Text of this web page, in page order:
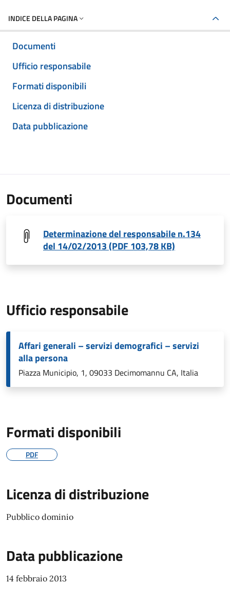
INDICE DELLA PAGINA
Documenti
Ufficio responsabile
Formati disponibili
Licenza di distribuzione
Data pubblicazione
Documenti
Determinazione del responsabile n.134
del 14/02/2013 (PDF 103,78 KB)
Ufficio responsabile
Affari generali – servizi demografici – servizi
alla persona
Piazza Municipio, 1, 09033 Decimomannu CA, Italia
Formati disponibili
PDF
Licenza di distribuzione
Pubblico dominio
Data pubblicazione
14 febbraio 2013